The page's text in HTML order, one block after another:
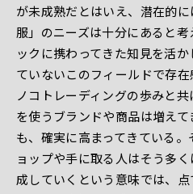
が未成熟だとはいえ、潜在的
服」のニーズは十分にあると
ックに携わってきた知見を活
ていないこのフィールドで存
ノコトレーディングの歩みと
を使うブランドや商品は増え
も、確実に高まってきている
ョップや手に取る人はそう多
成していくという意味では、